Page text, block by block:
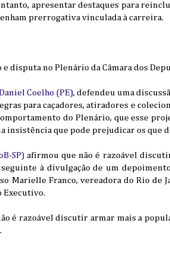
apresentar destaques para
prerrogativa vinculada à carreira.
disputa no Plenário da Câmara dos
Daniel Coelho (PE), defendeu uma
para caçadores, atiradores e
do Plenário, que esse
insistência que pode prejudicar os que
SP)afirmou que não é razoável
à divulgação de um
Marielle Franco, vereadora do Rio de
Executivo.
é razoável discutir armar mais a